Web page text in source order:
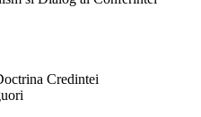
Credintei